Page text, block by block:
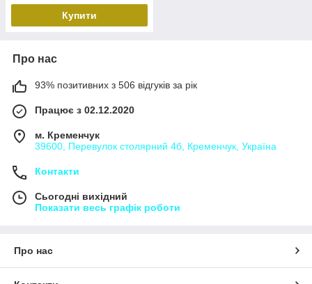
Купити
Про нас
93% позитивних з 506 відгуків за рік
Працює з 02.12.2020
м. Кременчук
39600, Перевулок столярний 4б, Кременчук, Україна
Контакти
Сьогодні вихідний
Показати весь графік роботи
Про нас